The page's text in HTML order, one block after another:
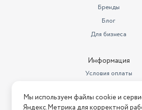
Бренды
Блог
Для бизнеса
Информация
Условия оплаты
Условия возврата
Мы используем файлы cookie и
Яндекс.Метрика для корректной